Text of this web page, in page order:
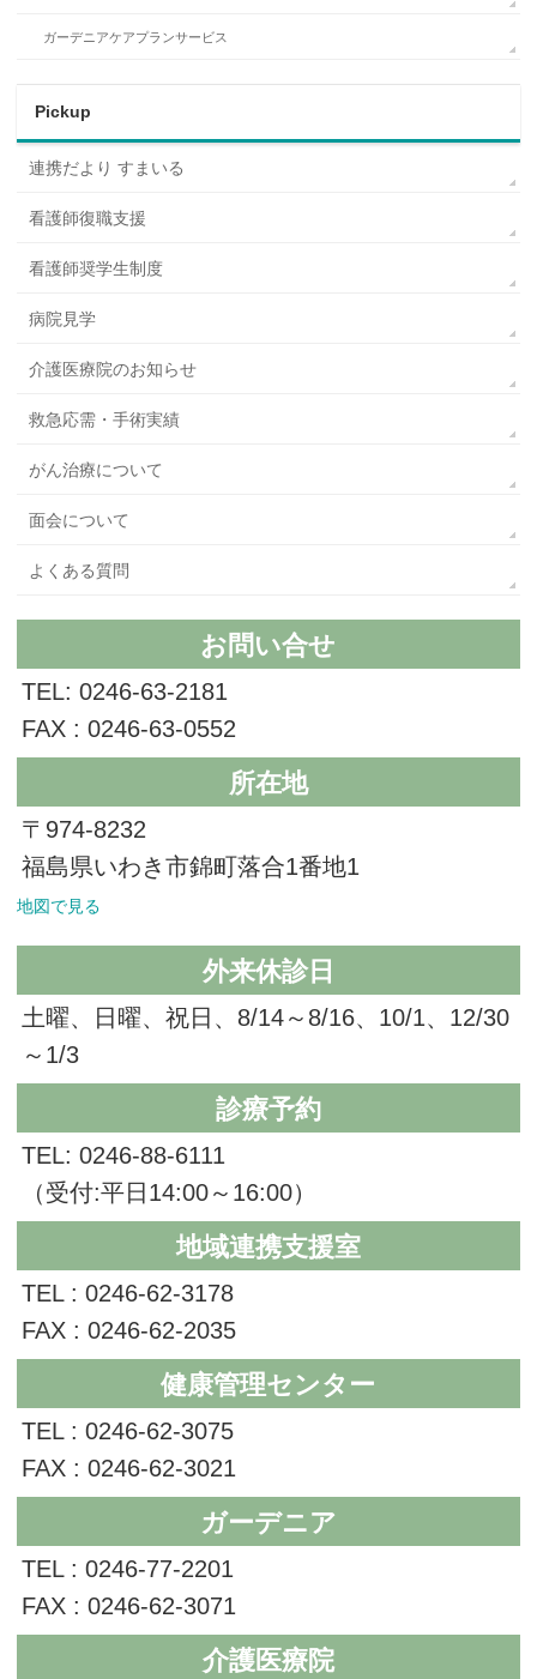
ガーデニアケアプランサービス
Pickup
連携だより すまいる
看護師復職支援
看護師奨学生制度
病院見学
介護医療院のお知らせ
救急応需・手術実績
がん治療について
面会について
よくある質問
お問い合せ
TEL: 0246-63-2181
FAX : 0246-63-0552
所在地
〒974-8232
福島県いわき市錦町落合1番地1
地図で見る
外来休診日
土曜、日曜、祝日、8/14～8/16、10/1、12/30
～1/3
診療予約
TEL: 0246-88-6111
（受付:平日14:00～16:00）
地域連携支援室
TEL : 0246-62-3178
FAX : 0246-62-2035
健康管理センター
TEL : 0246-62-3075
FAX : 0246-62-3021
ガーデニア
TEL : 0246-77-2201
FAX : 0246-62-3071
介護医療院